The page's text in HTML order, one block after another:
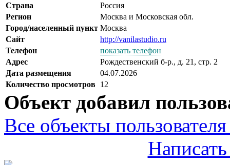
Страна
Россия
Регион
Москва и Московская обл.
Город/населенный пункт Москва
Сайт
http://vanilastudio.ru
Телефон
показать телефон
Адрес
Рождественский б-р., д. 21, стр. 2
Дата размещения
04.07.2026
Количество просмотров 12
Объект добавил
Все объекты